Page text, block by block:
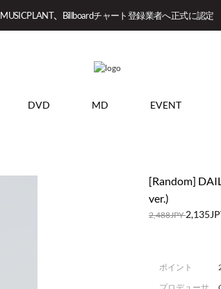
MUSICPLANT、Billboardチャート登録業者へ正式に認定
DVD MD EVENT
[Random]
ver.)
2,488JPY
ポイント